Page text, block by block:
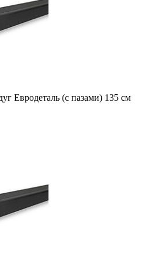
Евродеталь (с пазами) 135 см